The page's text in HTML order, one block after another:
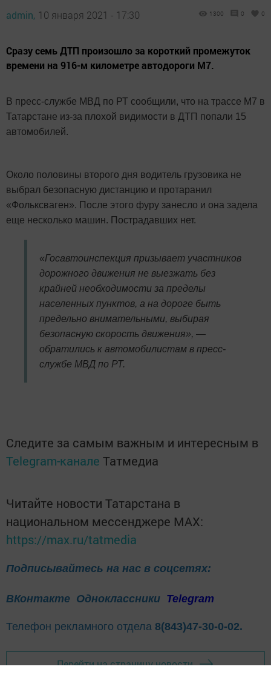
admin, 10 января 2021 - 17:30 1300 0 0
Сразу семь ДТП произошло за короткий промежуток
времени на 916-м километре автодороги М7.
В пресс-службе МВД по РТ сообщили, что на трассе М7 в
Татарстане из-за плохой видимости в ДТП попали 15
автомобилей.
Около половины второго дня водитель грузовика не
выбрал безопасную дистанцию и протаранил
«Фольксваген». После этого фуру занесло и она задела
еще несколько машин. Пострадавших нет.
«Госавтоинспекция призывает участников
дорожного движения не выезжать без
крайней необходимости за пределы
населенных пунктов, а на дороге быть
предельно внимательными, выбирая
безопасную скорость движения», —
обратились к автомобилистам в пресс-
службе МВД по РТ.
Следите за самым важным и интересным в
Telegram-канале Татмедиа
Читайте новости Татарстана в
национальном мессенджере MАХ:
https://max.ru/tatmedia
Подписывайтесь на нас в соцсетях:
ВКонтакте Одноклассники Telegram
Телефон рекламного отдела 8(843)47-30-0-02.
Перейти на страницу новости